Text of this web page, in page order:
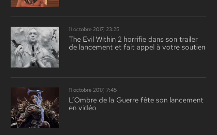
11 octobre 2017, 23:25
The Evil Within 2 horrifie dans son trailer
de lancement et fait appel à votre soutien
11 octobre 2017, 7:45
L’Ombre de la Guerre fête son lancement
en vidéo